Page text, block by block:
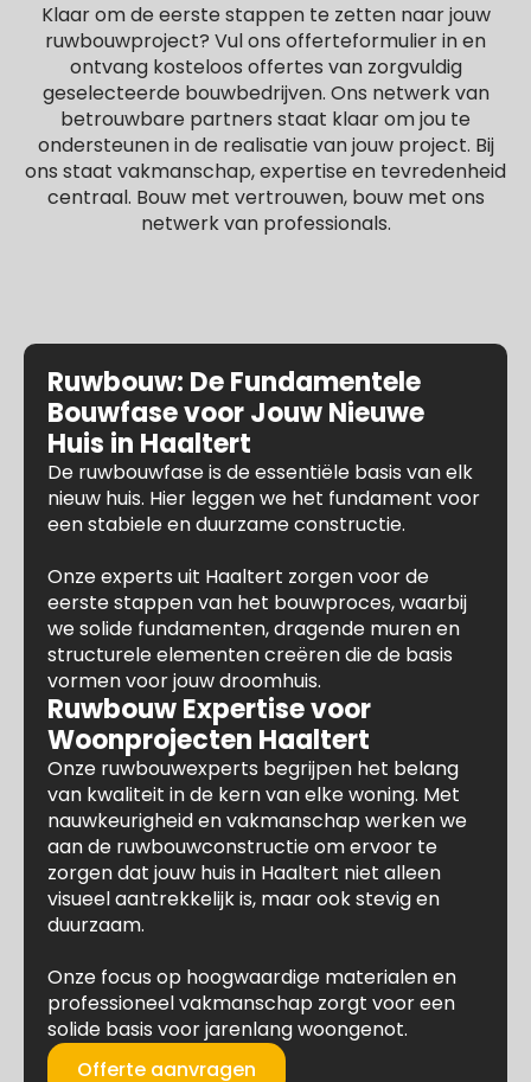
Klaar om de eerste stappen te zetten naar jouw
ruwbouwproject? Vul ons offerteformulier in en
ontvang kosteloos offertes van zorgvuldig
geselecteerde bouwbedrijven. Ons netwerk van
betrouwbare partners staat klaar om jou te
ondersteunen in de realisatie van jouw project. Bij
ons staat vakmanschap, expertise en tevredenheid
centraal. Bouw met vertrouwen, bouw met ons
netwerk van professionals.
Ruwbouw: De Fundamentele
Bouwfase voor Jouw Nieuwe
Huis in Haaltert
De ruwbouwfase is de essentiële basis van elk
nieuw huis. Hier leggen we het fundament voor
een stabiele en duurzame constructie.
Onze experts uit Haaltert zorgen voor de
eerste stappen van het bouwproces, waarbij
we solide fundamenten, dragende muren en
structurele elementen creëren die de basis
vormen voor jouw droomhuis.
Ruwbouw Expertise voor
Woonprojecten Haaltert
Onze ruwbouwexperts begrijpen het belang
van kwaliteit in de kern van elke woning. Met
nauwkeurigheid en vakmanschap werken we
aan de ruwbouwconstructie om ervoor te
zorgen dat jouw huis in Haaltert niet alleen
visueel aantrekkelijk is, maar ook stevig en
duurzaam.
Onze focus op hoogwaardige materialen en
professioneel vakmanschap zorgt voor een
solide basis voor jarenlang woongenot.
Offerte aanvragen